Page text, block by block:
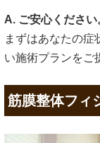
A. ご安心ください
まずはあなたの症
い施術プランをご
筋膜整体フィ